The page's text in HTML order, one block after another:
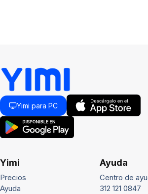
Yimi para PC
Yimi
Precios
Ayuda
Ayuda
Centro de
312 121 0847